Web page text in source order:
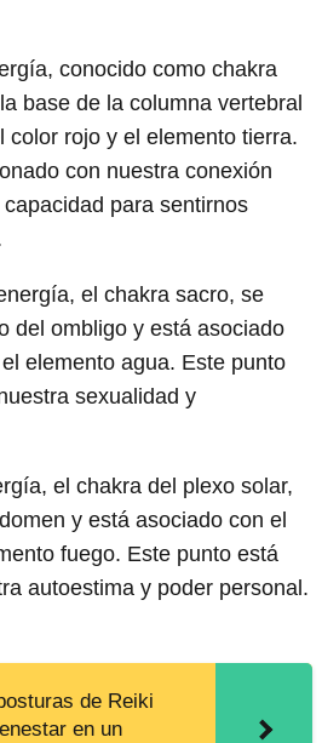
conocido como chakra
base de la columna vertebral
color rojo y el elemento tierra.
con nuestra conexión
para sentirnos
el chakra sacro, se
del ombligo y está asociado
elemento agua. Este punto
sexualidad y
el chakra del plexo solar,
y está asociado con el
fuego. Este punto está
autoestima y poder personal.
de Reiki
en un